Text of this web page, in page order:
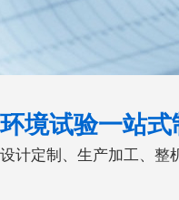
环境试验一站
设计定制、生产加工、整